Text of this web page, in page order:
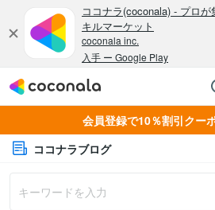
会員登録で10％割引クー
ココナラブログ